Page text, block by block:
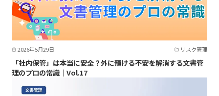
2026年5月29日 リスク管理
「社内保管」は本当に安全？外に預ける不安を解消する文書管
理のプロの常識｜Vol.17